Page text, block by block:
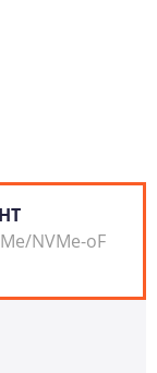
NVMe-oF